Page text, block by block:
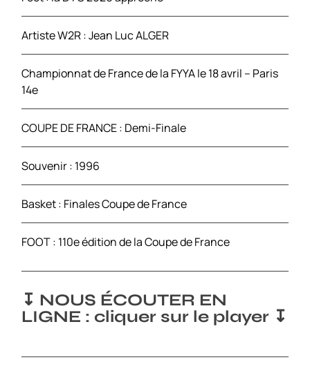
Artiste W2R : Jean Luc ALGER
Championnat de France de la FYYA le 18 avril – Paris
14e
COUPE DE FRANCE : Demi-Finale
Souvenir : 1996
Basket : Finales Coupe de France
FOOT : 110e édition de la Coupe de France
↧ NOUS ÉCOUTER EN
LIGNE : cliquer sur le player ↧